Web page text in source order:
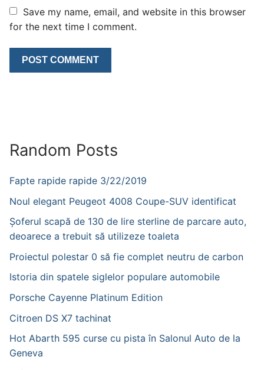
Save my name, email, and website in this browser
for the next time I comment.
Random Posts
Fapte rapide rapide 3/22/2019
Noul elegant Peugeot 4008 Coupe-SUV identificat
Șoferul scapă de 130 de lire sterline de parcare auto,
deoarece a trebuit să utilizeze toaleta
Proiectul polestar 0 să fie complet neutru de carbon
Istoria din spatele siglelor populare automobile
Porsche Cayenne Platinum Edition
Citroen DS X7 tachinat
Hot Abarth 595 curse cu pista în Salonul Auto de la
Geneva